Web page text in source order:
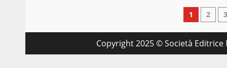
degli
1 2 3
Copyright 2025 © Società